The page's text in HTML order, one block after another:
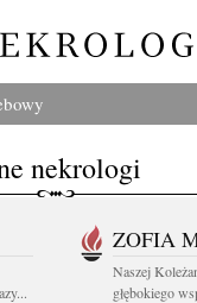
nekrologi
ZOFIA
Naszej
głębokiego